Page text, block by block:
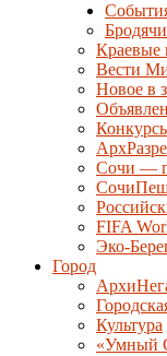
Краевые
Вести
Новое в
Сочи —
FIFA
Эко-
Город
Культура
«Умный